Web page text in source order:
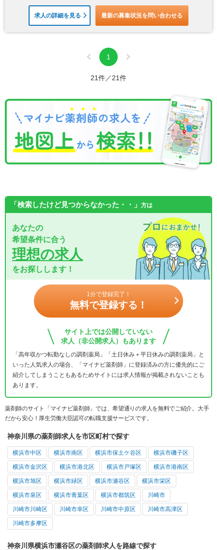
求人の詳細を見る 最新の募集状況を問い合わせる
1
21件／21件
「検索したけど見つからなかった・・」 方は
あなたの
希望条件に合う
理想の求人
をお探しします！
1分で登録完了！
無料で登録する！
サイト上では公開していない
求人（非公開求人）もあります
「高年収かつ転勤なしの調剤薬局」「土日休み＋平日休みの調剤薬局」と
いった人気求人の場合、「マイナビ薬剤師」に登録済みの方に優先的にご
紹介してしまうこともあるためサイトには求人情報が掲載されないことも
あります。
薬剤師のサイト「マイナビ薬剤師」では、希望通りの求人を無料でご紹介。大手
だから安心！厚生労働大臣認可の転職支援サービスです。
神奈川県の薬剤師求人を市区町村で探す
横浜市中区 横浜市南区 横浜市保土ケ谷区 横浜市磯子区
横浜市金沢区 横浜市港北区 横浜市戸塚区 横浜市港南区
横浜市旭区 横浜市緑区 横浜市瀬谷区 横浜市栄区
横浜市泉区 横浜市青葉区 横浜市都筑区 川崎市
川崎市川崎区 川崎市幸区 川崎市中原区 川崎市高津区
川崎市多摩区
神奈川県横浜市瀬谷区の薬剤師求人を路線で探す